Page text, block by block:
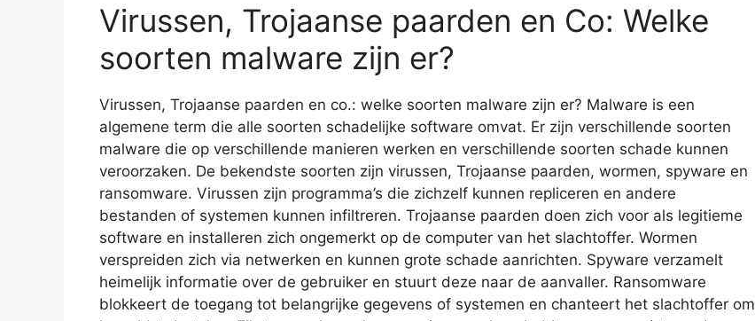
Virussen, Trojaanse paarden en Co: Welke
soorten malware zijn er?
Virussen, Trojaanse paarden en co.: welke soorten malware zijn er? Malware is een
algemene term die alle soorten schadelijke software omvat. Er zijn verschillende soorten
malware die op verschillende manieren werken en verschillende soorten schade kunnen
veroorzaken. De bekendste soorten zijn virussen, Trojaanse paarden, wormen, spyware en
ransomware. Virussen zijn programma’s die zichzelf kunnen repliceren en andere
bestanden of systemen kunnen infiltreren. Trojaanse paarden doen zich voor als legitieme
software en installeren zich ongemerkt op de computer van het slachtoffer. Wormen
verspreiden zich via netwerken en kunnen grote schade aanrichten. Spyware verzamelt
heimelijk informatie over de gebruiker en stuurt deze naar de aanvaller. Ransomware
blokkeert de toegang tot belangrijke gegevens of systemen en chanteert het slachtoffer om